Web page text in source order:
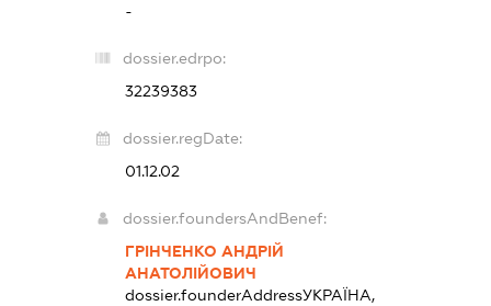
-
dossier.edrpo:
32239383
dossier.regDate:
01.12.02
dossier.foundersAndBenef:
ГРІНЧЕНКО АНДРІЙ
АНАТОЛІЙОВИЧ
dossier.founderAddressУКРАЇНА,